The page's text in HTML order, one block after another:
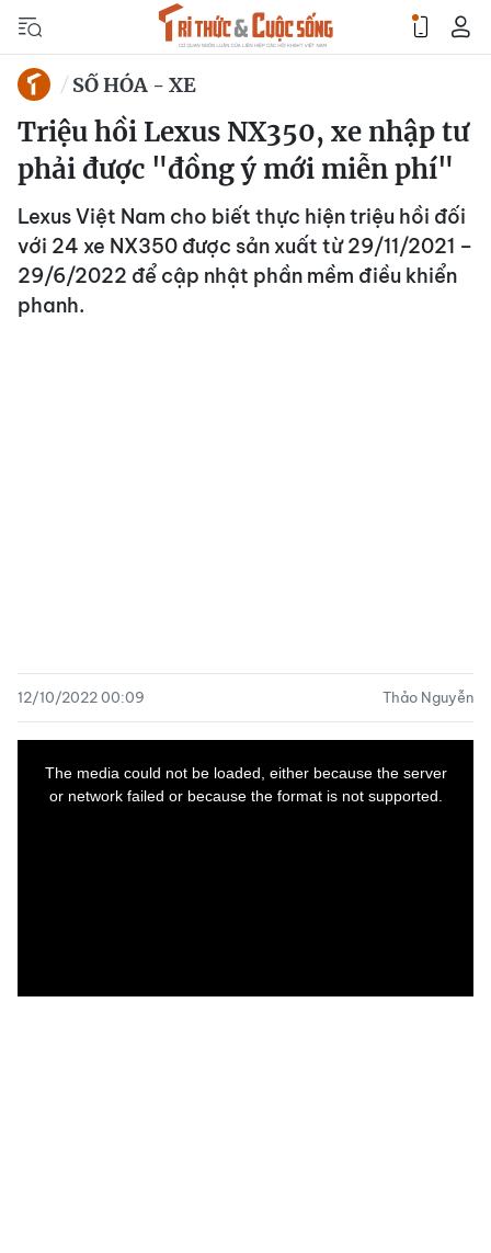
SỐ HÓA - XE
Triệu hồi Lexus NX350, xe nhập tư
phải được "đồng ý mới miễn phí"
Lexus Việt Nam cho biết thực hiện triệu hồi đối
với 24 xe NX350 được sản xuất từ 29/11/2021 –
29/6/2022 để cập nhật phần mềm điều khiển
phanh.
12/10/2022 00:09 Thảo Nguyễn
The media could not be loaded, either because the server
or network failed or because the format is not supported.